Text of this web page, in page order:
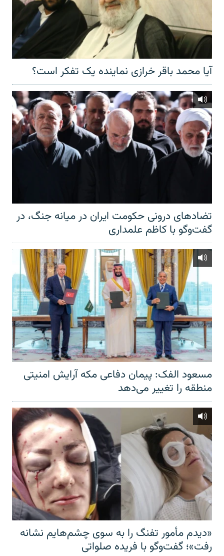
آیا محمد باقر خرازی نماینده یک تفکر است؟
تضادهای درونی حکومت ایران در میانه جنگ، در
گفت‌‌وگو با کاظم علمداری
مسعود الفک: پیمان دفاعی مکه آرایش امنیتی
منطقه را تغییر می‌دهد
«دیدم مأمور تفنگ را به سوی چشم‌هایم نشانه
رفت»؛ گفت‌و‌گو با فریده صلواتی